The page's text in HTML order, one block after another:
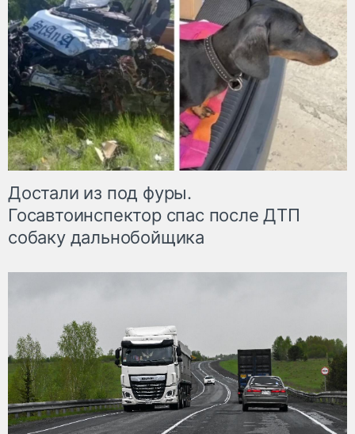
Достали из под фуры.
Госавтоинспектор спас после ДТП
собаку дальнобойщика